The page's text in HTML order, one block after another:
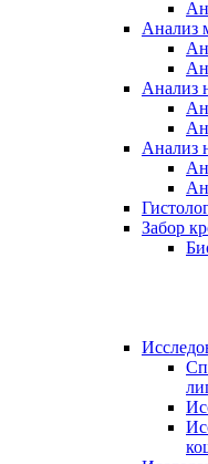
Анализ
Анализ
Анализ
Забор